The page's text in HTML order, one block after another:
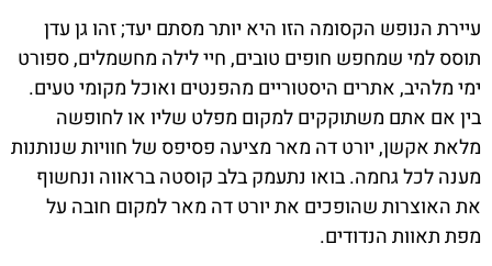
עיירת הנופש הקסומה הזו היא יותר מסתם יעד; זהו גן עדן
תוסס למי שמחפש חופים טובים, חיי לילה מחשמלים, ספורט
ימי מלהיב, אתרים היסטוריים מהפנטים ואוכל מקומי טעים.
בין אם אתם משתוקקים למקום מפלט שליו או לחופשה
מלאת אקשן, יורט דה מאר מציעה פסיפס של חוויות שנותנות
מענה לכל גחמה. בואו נתעמק בלב קוסטה בראווה ונחשוף
את האוצרות שהופכים את יורט דה מאר למקום חובה על
מפת תאוות הנדודים.